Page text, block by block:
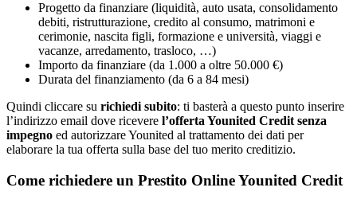
Progetto da finanziare (liquidità, auto usata, consolidamento
debiti, ristrutturazione, credito al consumo, matrimoni e
cerimonie, nascita figli, formazione e università, viaggi e
vacanze, arredamento, trasloco, …)
Importo da finanziare (da 1.000 a oltre 50.000 €)
Durata del finanziamento (da 6 a 84 mesi)
Quindi cliccare su richiedi subito: ti basterà a questo punto inserire
l’indirizzo email dove ricevere l’offerta Younited Credit senza
impegno ed autorizzare Younited al trattamento dei dati per
elaborare la tua offerta sulla base del tuo merito creditizio.
Come richiedere un Prestito Online Younited Credit